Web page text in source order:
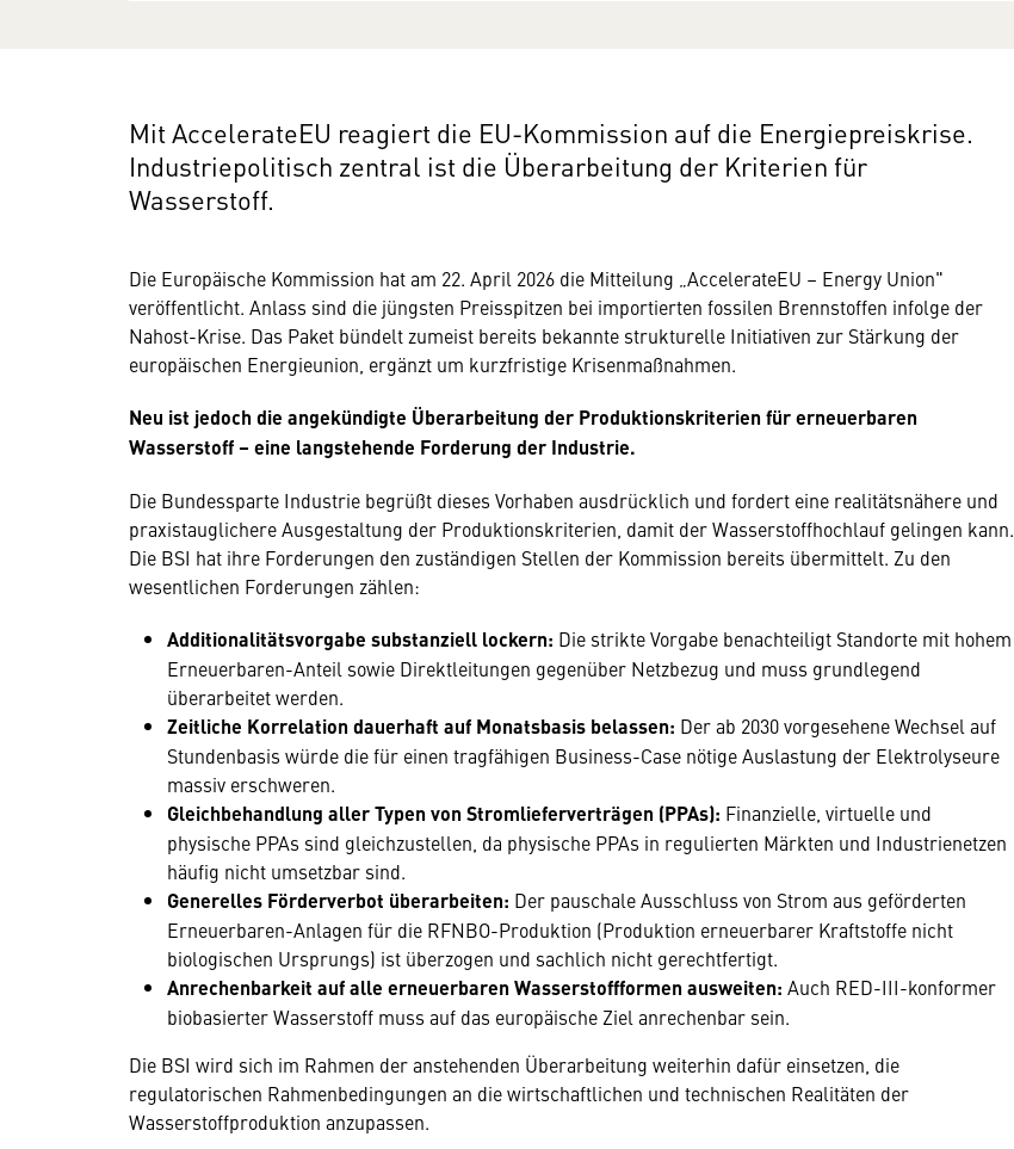
Mit AccelerateEU reagiert die EU-Kommission auf die Energiepreiskrise.
Industriepolitisch zentral ist die Überarbeitung der Kriterien für
Wasserstoff.
Die Europäische Kommission hat am 22. April 2026 die Mitteilung „AccelerateEU – Energy Union"
veröffentlicht. Anlass sind die jüngsten Preisspitzen bei importierten fossilen Brennstoffen infolge der
Nahost-Krise. Das Paket bündelt zumeist bereits bekannte strukturelle Initiativen zur Stärkung der
europäischen Energieunion, ergänzt um kurzfristige Krisenmaßnahmen.
Neu ist jedoch die angekündigte Überarbeitung der Produktionskriterien für erneuerbaren
Wasserstoff – eine langstehende Forderung der Industrie.
Die Bundessparte Industrie begrüßt dieses Vorhaben ausdrücklich und fordert eine realitätsnähere und
praxistauglichere Ausgestaltung der Produktionskriterien, damit der Wasserstoffhochlauf gelingen kann.
Die BSI hat ihre Forderungen den zuständigen Stellen der Kommission bereits übermittelt. Zu den
wesentlichen Forderungen zählen:
Additionalitätsvorgabe substanziell lockern: Die strikte Vorgabe benachteiligt Standorte mit hohem
Erneuerbaren-Anteil sowie Direktleitungen gegenüber Netzbezug und muss grundlegend
überarbeitet werden.
Zeitliche Korrelation dauerhaft auf Monatsbasis belassen: Der ab 2030 vorgesehene Wechsel auf
Stundenbasis würde die für einen tragfähigen Business-Case nötige Auslastung der Elektrolyseure
massiv erschweren.
Gleichbehandlung aller Typen von Stromlieferverträgen (PPAs): Finanzielle, virtuelle und
physische PPAs sind gleichzustellen, da physische PPAs in regulierten Märkten und Industrienetzen
häufig nicht umsetzbar sind.
Generelles Förderverbot überarbeiten: Der pauschale Ausschluss von Strom aus geförderten
Erneuerbaren-Anlagen für die RFNBO-Produktion (Produktion erneuerbarer Kraftstoffe nicht
biologischen Ursprungs) ist überzogen und sachlich nicht gerechtfertigt.
Anrechenbarkeit auf alle erneuerbaren Wasserstoffformen ausweiten: Auch RED-III-konformer
biobasierter Wasserstoff muss auf das europäische Ziel anrechenbar sein.
Die BSI wird sich im Rahmen der anstehenden Überarbeitung weiterhin dafür einsetzen, die
regulatorischen Rahmenbedingungen an die wirtschaftlichen und technischen Realitäten der
Wasserstoffproduktion anzupassen.